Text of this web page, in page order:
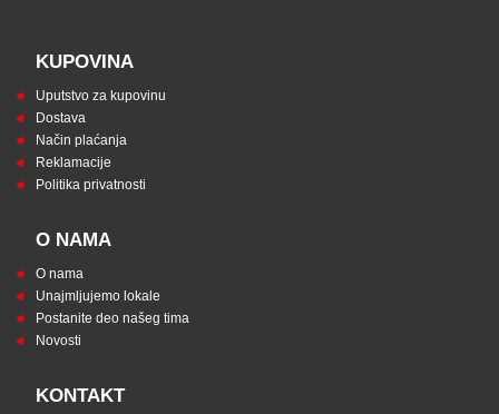
KUPOVINA
Uputstvo za kupovinu
Dostava
Način plaćanja
Reklamacije
Politika privatnosti
O NAMA
O nama
Unajmljujemo lokale
Postanite deo našeg tima
Novosti
KONTAKT